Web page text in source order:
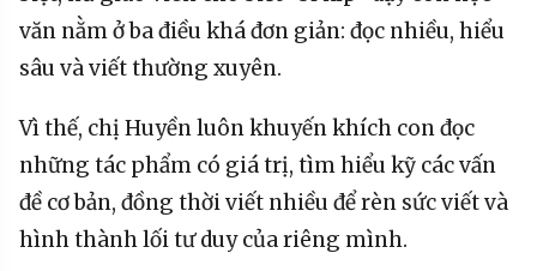
văn nằm ở ba điều khá đơn giản: đọc nhiều, hiểu
sâu và viết thường xuyên.
Vì thế, chị Huyền luôn khuyến khích con đọc
những tác phẩm có giá trị, tìm hiểu kỹ các vấn
đề cơ bản, đồng thời viết nhiều để rèn sức viết và
hình thành lối tư duy của riêng mình.